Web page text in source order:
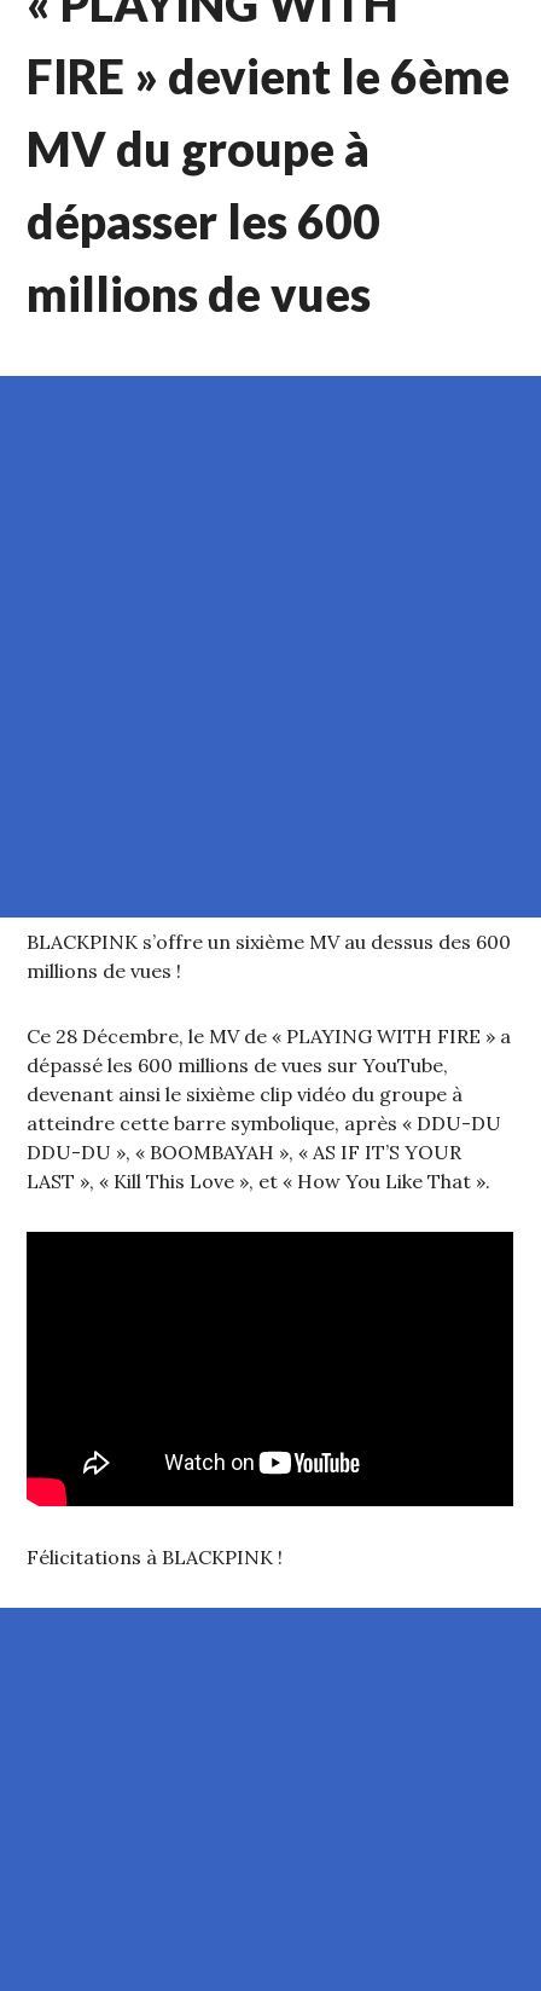
FIRE » devient le 6ème
MV du groupe à
dépasser les 600
millions de vues
BLACKPINK s’offre un sixième MV au dessus des 600
millions de vues !
Ce 28 Décembre, le MV de « PLAYING WITH FIRE » a
dépassé les 600 millions de vues sur YouTube,
devenant ainsi le sixième clip vidéo du groupe à
atteindre cette barre symbolique, après « DDU-DU
DDU-DU », « BOOMBAYAH », « AS IF IT’S YOUR
LAST », « Kill This Love », et « How You Like That ».
Félicitations à BLACKPINK !